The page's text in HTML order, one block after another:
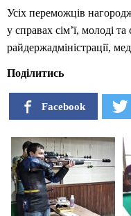
Усіх переможців
у справах сім’ї, молоді
райдержадміністрації,
Поділитись
Facebook